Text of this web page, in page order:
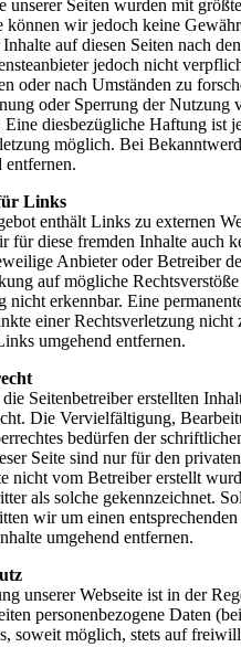
unserer Seiten wurden mit
können wir jedoch keine
auf diesen Seiten nach
jedoch nicht
oder nach Umständen zu
oder Sperrung der Nutzung
Eine diesbezügliche Haftung ist
möglich. Bei
entfernen.
Links
enthält Links zu externen
für diese fremden Inhalte auch
Anbieter oder Betreiber
auf mögliche
nicht erkennbar. Eine
einer Rechtsverletzung
umgehend entfernen.
Seitenbetreiber erstellten
Die Vervielfältigung,
bedürfen der
Seite sind nur für den
nicht vom Betreiber erstellt
als solche gekennzeichnet.
wir um einen
umgehend entfernen.
unserer Webseite ist in der
personenbezogene Daten
soweit möglich, stets auf